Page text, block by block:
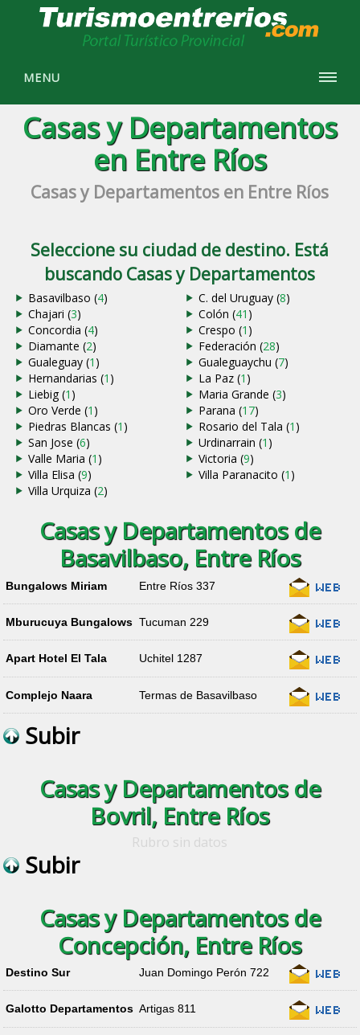
MENU
Casas y Departamentos
en Entre Ríos
Casas y Departamentos en Entre Ríos
Seleccione su ciudad de destino. Está
buscando Casas y Departamentos
Basavilbaso (4) C. del Uruguay (8)
Chajari (3) Colón (41 )
Concordia (4) Crespo (1 )
Diamante (2) Federación (28)
Gualeguay (1 ) Gualeguaychu (7)
Hernandarias (1 ) La Paz (1 )
Liebig (1 ) Maria Grande (3)
Oro Verde (1 ) Parana (17)
Piedras Blancas (1 ) Rosario del Tala (1 )
San Jose (6) Urdinarrain (1 )
Valle Maria (1 ) Victoria (9)
Villa Elisa (9) Villa Paranacito (1 )
Villa Urquiza (2)
Casas y Departamentos de
Basavilbaso, Entre Ríos
Bungalows Miriam Entre Ríos 337
Mburucuya Bungalows Tucuman 229
Apart Hotel El Tala Uchitel 1287
Complejo Naara Termas de Basavilbaso
Subir
Casas y Departamentos de
Bovril, Entre Ríos
Rubro sin datos
Subir
Casas y Departamentos de
Concepción, Entre Ríos
Destino Sur Juan Domingo Perón 722
Galotto Departamentos Artigas 811